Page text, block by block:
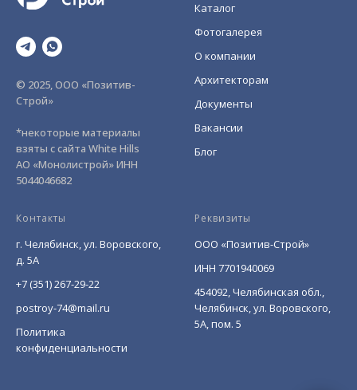
© 2025, ООО «Позитив-
Строй»
*некоторые материалы
взяты с сайта White Hills
АО «Монолистрой» ИНН
5044046682
Каталог
Фотогалерея
О компании
Архитекторам
Документы
Вакансии
Блог
Контакты
г. Челябинск, ул. Воровского,
д. 5А
+7 (351) 267-29-22
postroy-74@mail.ru
Политика
конфиденциальности
Реквизиты
ООО «Позитив-Строй»
ИНН 7701940069
454092, Челябинская обл.,
Челябинск, ул. Воровского,
5А, пом. 5